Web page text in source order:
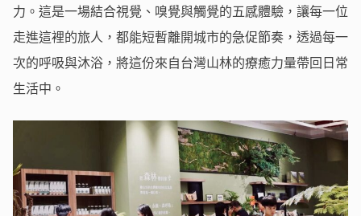
力。這是一場結合視覺、嗅覺與觸覺的五感體驗，讓每一位
走進這裡的旅人，都能短暫離開城市的急促節奏，透過每一
次的呼吸與沐浴，將這份來自台灣山林的療癒力量帶回日常
生活中。